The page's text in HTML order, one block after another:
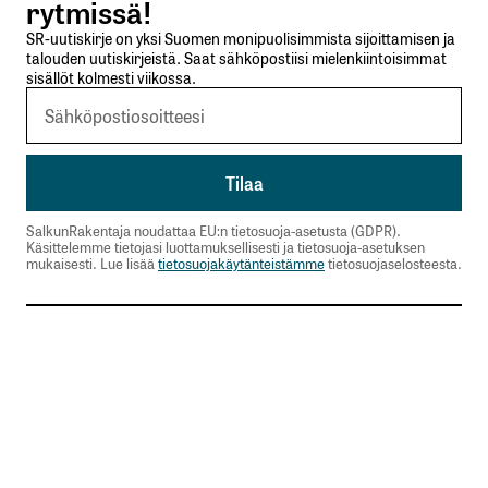
rytmissä!
SR-uutiskirje on yksi Suomen monipuolisimmista sijoittamisen ja
talouden uutiskirjeistä. Saat sähköpostiisi mielenkiintoisimmat
sisällöt kolmesti viikossa.
SalkunRakentaja noudattaa EU:n tietosuoja-asetusta (GDPR).
Käsittelemme tietojasi luottamuksellisesti ja tietosuoja-asetuksen
mukaisesti. Lue lisää tietosuojakäytänteistämmetietosuojaselosteesta.